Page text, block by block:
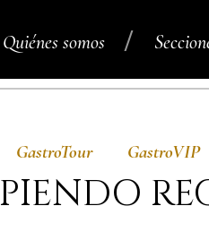
Quiénes somos /
GastroTour GastroVIP